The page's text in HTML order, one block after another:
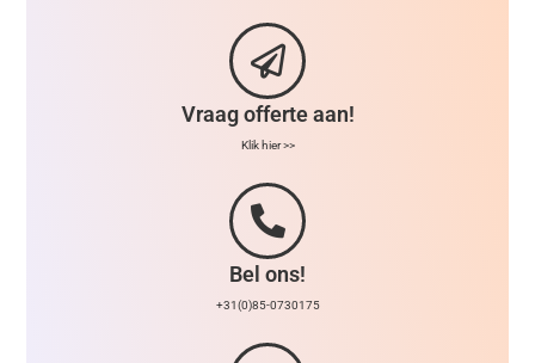
Vraag offerte aan!
Klik hier >>
Bel ons!
+31(0)85-0730175